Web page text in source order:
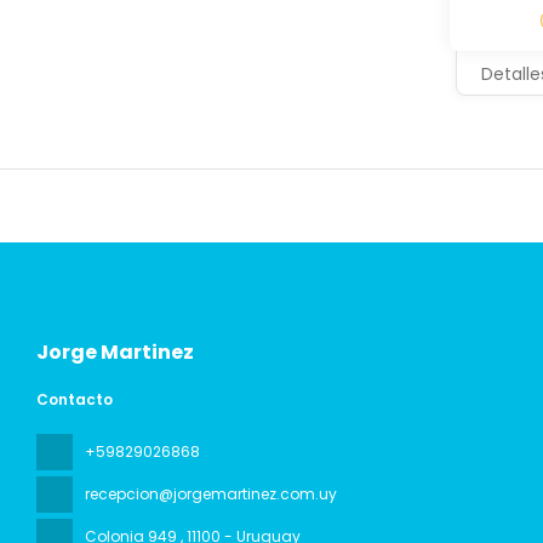
Jorge Martinez
Contacto
+59829026868
recepcion@jorgemartinez.com.uy
Colonia 949 , 11100 - Uruguay